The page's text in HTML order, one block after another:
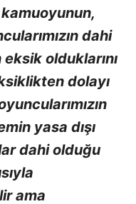
dahi
olduklarını
dolayı
yasa dışı
dahi olduğu
ama